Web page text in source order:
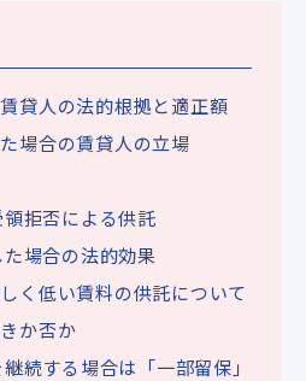
貸人の法的根拠と適正額
場合の賃貸人の立場
拒否による供託
場合の法的効果
く低い賃料の供託について
か否か
続する場合は「一部留保」